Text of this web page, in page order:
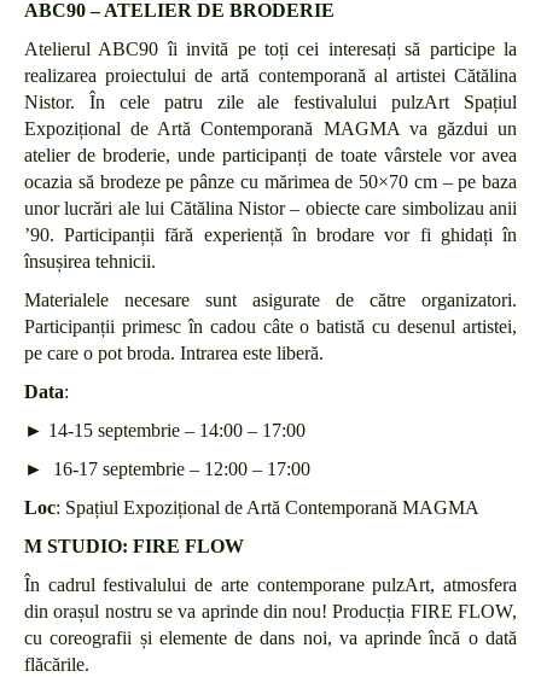
ABC90 – ATELIER DE BRODERIE
Atelierul ABC90 îi invită pe toți cei interesați să participe la
realizarea proiectului de artă contemporană al artistei Cătălina
Nistor. În cele patru zile ale festivalului pulzArt Spațiul
Expozițional de Artă Contemporană MAGMA va găzdui un
atelier de broderie, unde participanți de toate vârstele vor avea
ocazia să brodeze pe pânze cu mărimea de 50×70 cm – pe baza
unor lucrări ale lui Cătălina Nistor – obiecte care simbolizau anii
’90. Participanții fără experiență în brodare vor fi ghidați în
însușirea tehnicii.
Materialele necesare sunt asigurate de către organizatori.
Participanții primesc în cadou câte o batistă cu desenul artistei,
pe care o pot broda. Intrarea este liberă.
Data:
► 14-15 septembrie – 14:00 – 17:00
► 16-17 septembrie – 12:00 – 17:00
Loc: Spațiul Expozițional de Artă Contemporană MAGMA
M STUDIO: FIRE FLOW
În cadrul festivalului de arte contemporane pulzArt, atmosfera
din orașul nostru se va aprinde din nou! Producția FIRE FLOW,
cu coreografii și elemente de dans noi, va aprinde încă o dată
flăcările.